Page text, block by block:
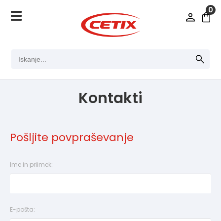
0
Kontakti
Pošljite povpraševanje
Ime in priimek:
E-pošta: